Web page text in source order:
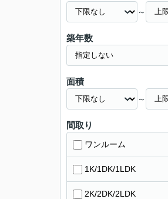
～
築年数
面積
～
間取り
ワンルーム
1K/1DK/1LDK
2K/2DK/2LDK